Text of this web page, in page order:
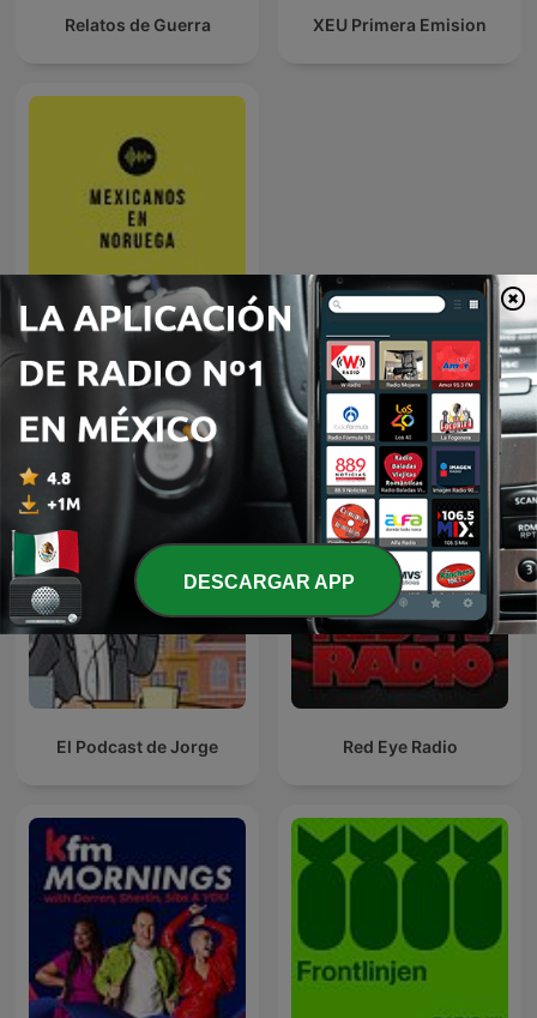
Relatos de Guerra XEU Primera Emision
Mexicanos en Noruega
Más podcasts internacionales de Gobierno
El Podcast de Jorge Red Eye Radio
DESCARGAR APP